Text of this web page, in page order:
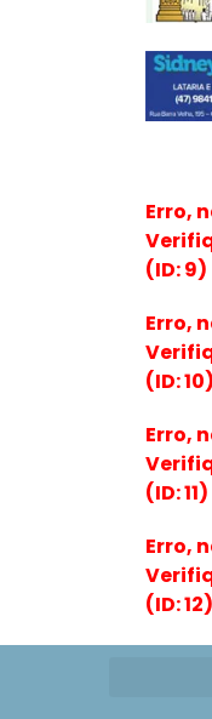
Erro,
(ID: 9)
Erro,
(ID: 10)
Erro,
(ID: 11)
Erro,
(ID: 12)